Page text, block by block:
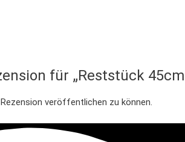
für „Reststück
veröffentlichen zu können.